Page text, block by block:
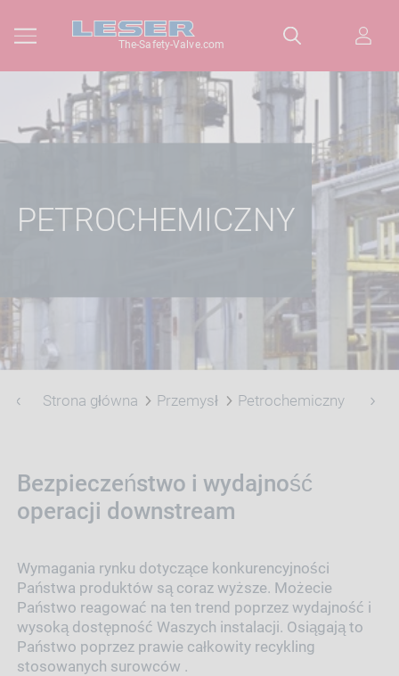
The-Safety-Valve.com
PETROCHEMICZNY
Strona główna Przemysł Petrochemiczny
Bezpieczeństwo i wydajność
operacji downstream
Wymagania rynku dotyczące konkurencyjności
Państwa produktów są coraz wyższe. Możecie
Państwo reagować na ten trend poprzez wydajność i
wysoką dostępność Waszych instalacji. Osiągają to
Państwo poprzez prawie całkowity recykling
stosowanych surowców .